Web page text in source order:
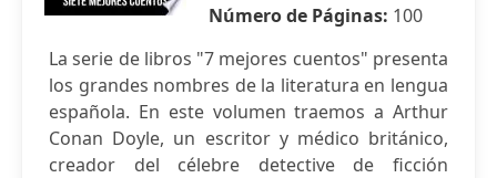
Número de Páginas: 100
La serie de libros "7 mejores cuentos" presenta
los grandes nombres de la literatura en lengua
española. En este volumen traemos a Arthur
Conan Doyle, un escritor y médico británico,
creador del célebre detective de ficción